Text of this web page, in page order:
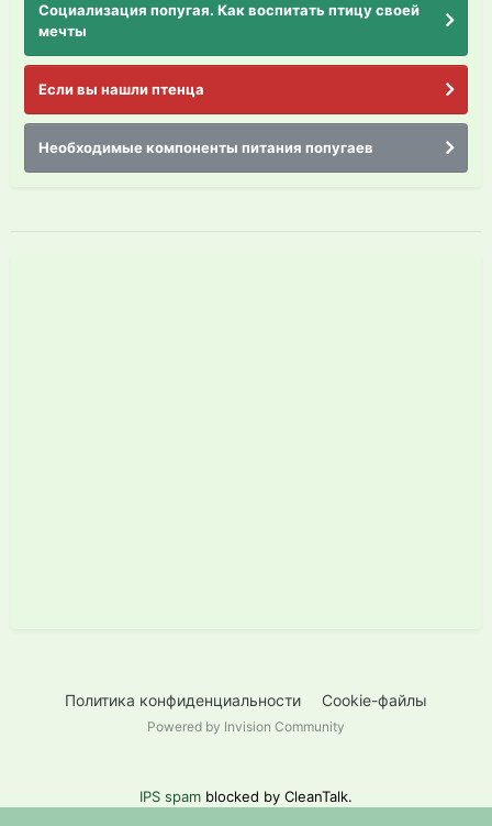
Социализация попугая. Как воспитать птицу своей
мечты
Если вы нашли птенца
Необходимые компоненты питания попугаев
Политика конфиденциальности Cookie-файлы
Powered by Invision Community
IPS spam blocked by CleanTalk.